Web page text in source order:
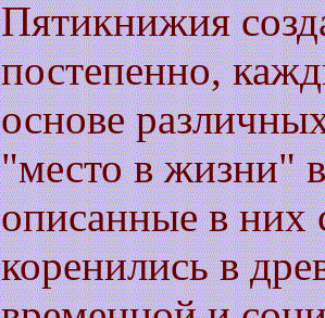
Пятикнижия
постепенно,
основе
"место в жизни"
описанные в них
коренились в